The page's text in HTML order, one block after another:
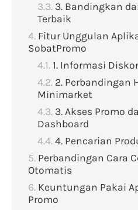
3. Bandingkan
Terbaik
Fitur Unggulan
SobatPromo
1. Informasi
2. Perbandingan
Minimarket
3. Akses Promo
Dashboard
4. Pencarian
Perbandingan Cara
Otomatis
Keuntungan Pakai
Promo